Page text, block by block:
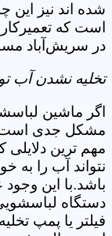
شده اند نیز این
است که
در سریش‌آباد
تخلیه نشدن آب
اگر ماشین
مشکل جدی است
مهم ترین
نتواند آب را به
باشد.با این
دستگاه
فیلتر یا پمپ